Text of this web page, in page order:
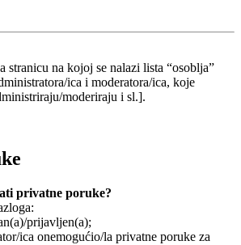
na kojoj se nalazi lista “osoblja”
ica i moderatora/ica, koje
moderiraju i sl.].
privatne poruke?
prijavljen(a);
ica onemogućio/la privatne poruke za